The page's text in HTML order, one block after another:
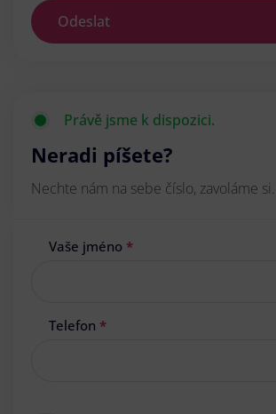
Odeslat
Právě jsme k dispozici.
Neradi píšete?
Nechte nám na sebe číslo, zavoláme si.
Vaše jméno *
Telefon *